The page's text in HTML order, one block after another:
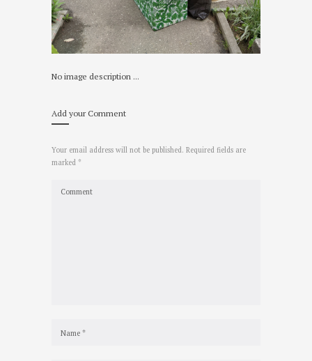
No image description ...
Add your Comment
Your email address will not be published. Required fields are
marked *